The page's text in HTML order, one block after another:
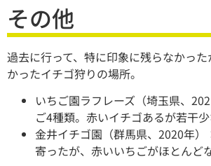
その他
過去に行って、特に印象に残らなかっ
かったイチゴ狩りの場所。
いちご園ラフレーズ（埼玉県、
ご4種類。赤いイチゴあるが若干少
金井イチゴ園（群馬県、2020年）
寄ったが、赤いいちごがほとんど